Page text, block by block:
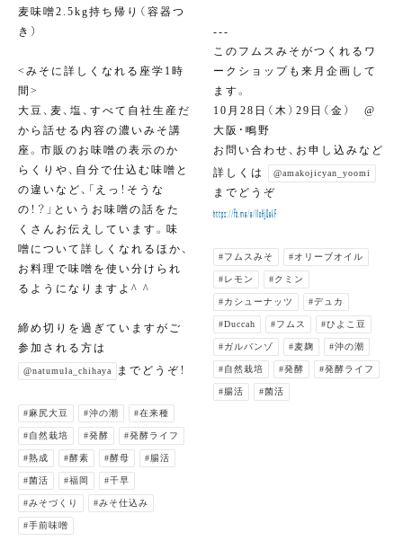
麦味噌2.5kg持ち帰り（容器つ
き）
<みそに詳しくなれる座学1時
間>
大豆、麦、塩、すべて自社生産だ
から話せる内容の濃いみそ講
座。市販のお味噌の表示のか
らくりや、自分で仕込む味噌と
の違いなど、「えっ！そうな
の！？」というお味噌の話をた
くさんお伝えしています。味
噌について詳しくなれるほか、
お料理で味噌を使い分けられ
るようになりますよ^ ^
締め切りを過ぎていますがご
参加される方は
@natumula_chihaya までどうぞ！
#麻尻大豆 #沖の潮 #在来種
#自然栽培 #発酵 #発酵ライフ
#熟成 #酵素 #酵母 #腸活
#菌活 #福岡 #千早
#みそづくり #みそ仕込み
#手前味噌
---
このフムスみそがつくれるワ
ークショップも来月企画して
ます。
10月28日（木）29日（金） @
大阪・鴫野
お問い合わせ、お申し込みなど
詳しくは
@amakojicyan_yoomi
までどうぞ
https://fb.me/e/1IoHjQekF
#フムスみそ #オリーブオイル
#レモン #クミン
#カシューナッツ #デュカ
#Duccah #フムス #ひよこ豆
#ガルバンゾ #麦麹 #沖の潮
#自然栽培 #発酵 #発酵ライフ
#腸活 #菌活